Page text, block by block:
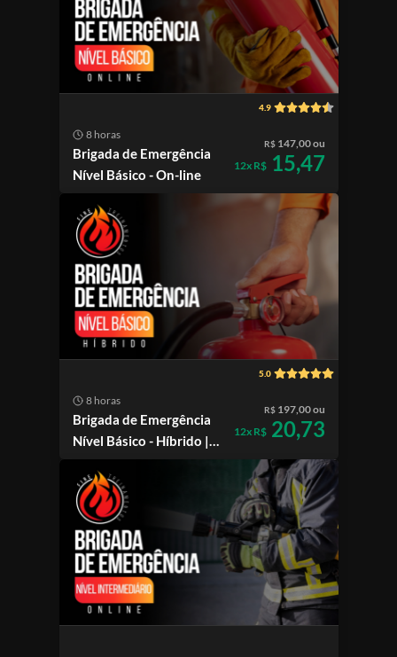
4.9
8 horas
Brigada de Emergência
Nível Básico - On-line
R$147,00 ou
12x R$15,47
5.0
8 horas
Brigada de Emergência
Nível Básico - Híbrido |
SC
R$197,00 ou
12x R$20,73